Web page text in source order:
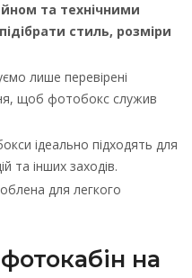
та технічними
стиль, розміри
лише перевірені
щоб фотобокс служив
ідеально підходять для
та інших заходів.
для легкого
на